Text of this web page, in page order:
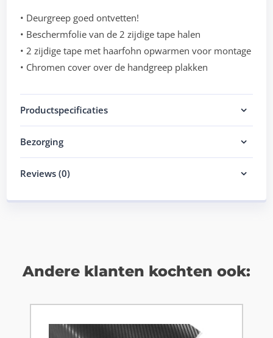
• Deurgreep goed ontvetten!
• Beschermfolie van de 2 zijdige tape halen
• 2 zijdige tape met haarfohn opwarmen voor montage
• Chromen cover over de handgreep plakken
Productspecificaties
Bezorging
Reviews (0)
Andere klanten kochten ook: